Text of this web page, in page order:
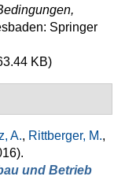
Springer
KB)
A., Rittberger, M.,
und Betrieb